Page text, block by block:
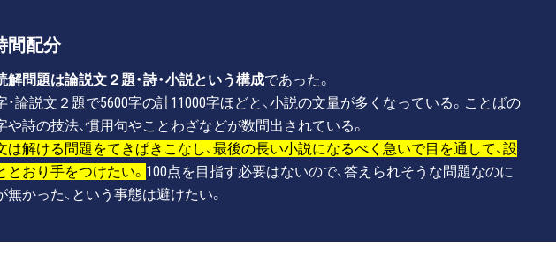
間配分
解問題は論説文２題・詩・小説という構成であった。
・論説文２題で5600字の計11000字ほどと、小説の文量が多くなっている。ことばの
や詩の技法、慣用句やことわざなどが数問出されている。
は解ける問題をてきぱきこなし、最後の長い小説になるべく急いで目を通して、設
とおり手をつけたい。 100点を目指す必要はないので、答えられそうな問題なのに
無かった、という事態は避けたい。